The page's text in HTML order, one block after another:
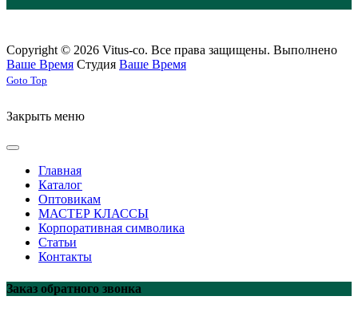
Copyright © 2026 Vitus-co. Все права защищены. Выполнено
Ваше Время Студия Ваше Время
Joomla! 3 Templates
Goto Top
Закрыть меню
Главная
Каталог
Оптовикам
МАСТЕР КЛАССЫ
Корпоративная символика
Статьи
Контакты
Заказ обратного звонка